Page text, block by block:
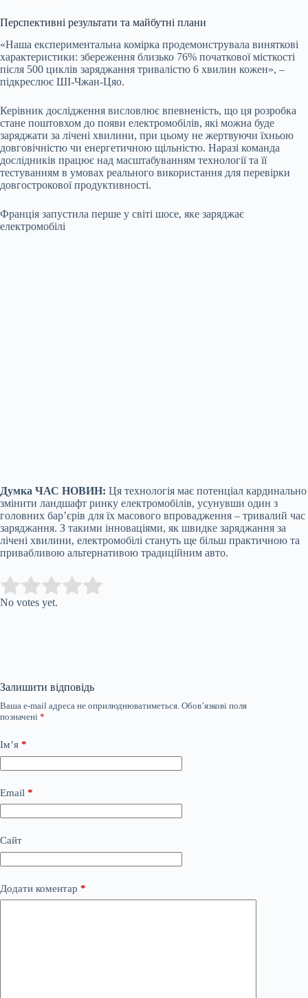
Перспективні результати та майбутні плани
«Наша експериментальна комірка продемонструвала виняткові
характеристики: збереження близько 76% початкової місткості
після 500 циклів заряджання тривалістю 6 хвилин кожен», –
підкреслює ШІ-Чжан-Цяо.
Керівник дослідження висловлює впевненість, що ця розробка
стане поштовхом до появи електромобілів, які можна буде
заряджати за лічені хвилини, при цьому не жертвуючи їхньою
довговічністю чи енергетичною щільністю. Наразі команда
дослідників працює над масштабуванням технології та її
тестуванням в умовах реального використання для перевірки
довгострокової продуктивності.
Франція запустила перше у світі шосе, яке заряджає
електромобілі
Думка ЧАС НОВИН: Ця технологія має потенціал кардинально
змінити ландшафт ринку електромобілів, усунувши один з
головних бар’єрів для їх масового впровадження – тривалий час
заряджання. З такими інноваціями, як швидке заряджання за
лічені хвилини, електромобілі стануть ще більш практичною та
привабливою альтернативою традиційним авто.
Rate this item:
No votes yet.
Залишити відповідь
Ваша e-mail адреса не оприлюднюватиметься. Обов’язкові поля
позначені *
Ім’я *
Email *
Сайт
Додати коментар *